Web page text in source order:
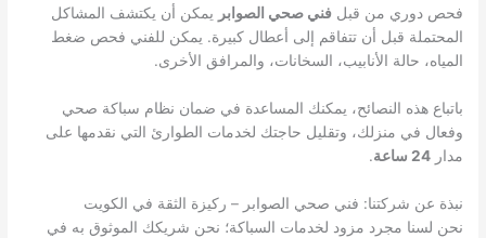
فحص دوري من قبلفني صحي الصوابر يمكن أن يكتشف المشاكل
المحتملة قبل أن تتفاقم إلى أعطال كبيرة. يمكن للفني فحص ضغط
المياه، حالة الأنابيب، السخانات، والمرافق الأخرى.
باتباع هذه النصائح، يمكنك المساعدة في ضمان نظام سباكة صحي
وفعال في منزلك، وتقليل حاجتك لخدمات الطوارئ التي نقدمها على
مدار24 ساعة .
نبذة عن شركتنا: فني صحي الصوابر – ركيزة الثقة في الكويت
نحن لسنا مجرد مزود لخدمات السباكة؛ نحن شريكك الموثوق به في